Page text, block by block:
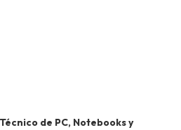
de PC, Notebooks y